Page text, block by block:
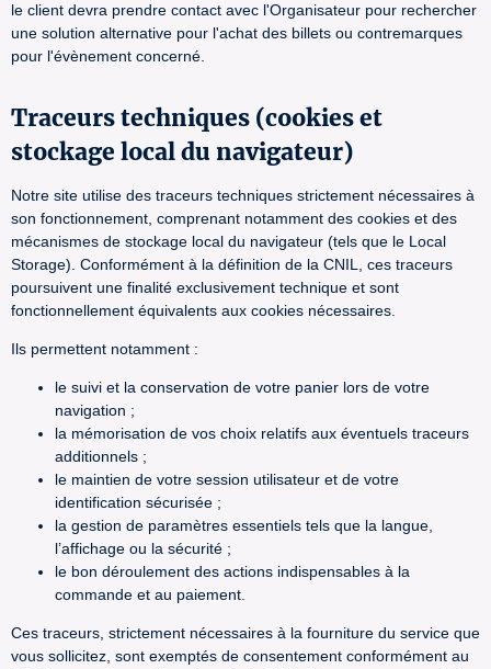
le client devra prendre contact avec l'Organisateur pour rechercher
une solution alternative pour l'achat des billets ou contremarques
pour l'évènement concerné.
Traceurs techniques (cookies et
stockage local du navigateur)
Notre site utilise des traceurs techniques strictement nécessaires à
son fonctionnement, comprenant notamment des cookies et des
mécanismes de stockage local du navigateur (tels que le Local
Storage). Conformément à la définition de la CNIL, ces traceurs
poursuivent une finalité exclusivement technique et sont
fonctionnellement équivalents aux cookies nécessaires.
Ils permettent notamment :
le suivi et la conservation de votre panier lors de votre
navigation ;
la mémorisation de vos choix relatifs aux éventuels traceurs
additionnels ;
le maintien de votre session utilisateur et de votre
identification sécurisée ;
la gestion de paramètres essentiels tels que la langue,
l’affichage ou la sécurité ;
le bon déroulement des actions indispensables à la
commande et au paiement.
Ces traceurs, strictement nécessaires à la fourniture du service que
vous sollicitez, sont exemptés de consentement conformément au